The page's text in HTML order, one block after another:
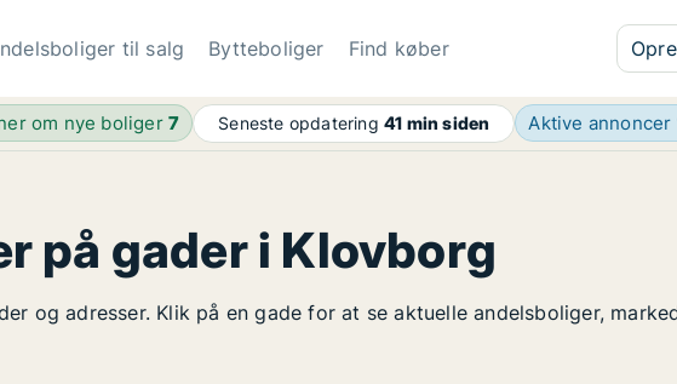
til salg Bytteboliger Find køber
om nye boliger7 Seneste opdatering41 min siden Aktive annoncer
på gader i Klovborg
og adresser. Klik på en gade for at se aktuelle andelsboliger,